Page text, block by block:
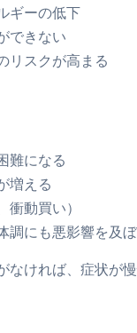
ギーの低下
できない
リスクが高まる
難になる
増える
動買い）
調にも悪影響を及
なければ、症状が